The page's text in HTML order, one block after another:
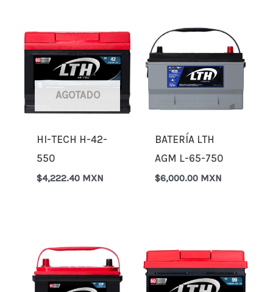
AGOTADO
HI-TECH H-42-
550
$4,222.40 MXN
BATERÍA LTH
AGM L-65-750
$6,000.00 MXN